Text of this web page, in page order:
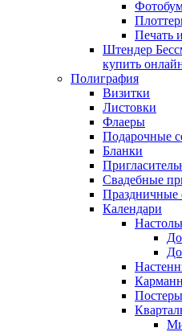
Печать
Штендер
купить
Полиграфия
Визитки
Листовки
Флаеры
Подарочные
Бланки
Свадебные
Праздничные
Календари
Постеры